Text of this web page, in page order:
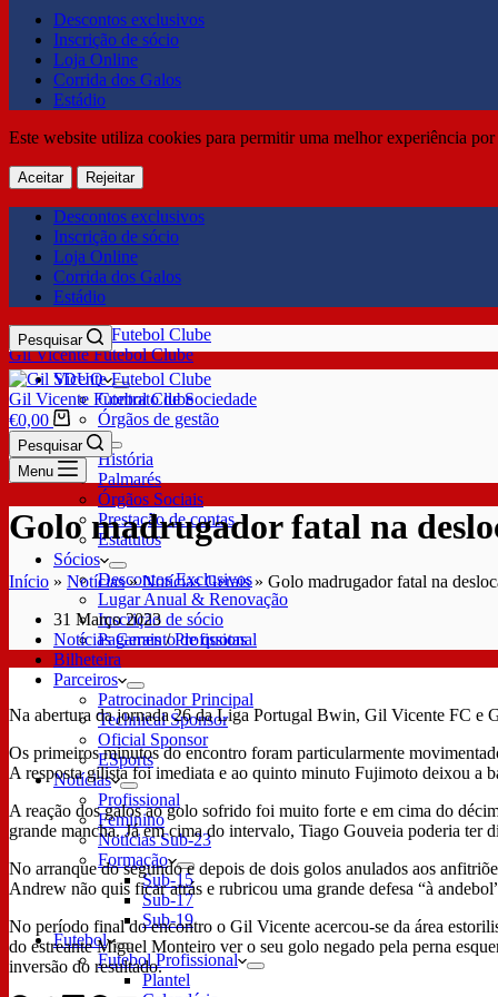
Descontos exclusivos
Inscrição de sócio
Loja Online
Corrida dos Galos
Estádio
Este website utiliza cookies para permitir uma melhor experiência
Aceitar Rejeitar
Descontos exclusivos
Inscrição de sócio
Loja Online
Corrida dos Galos
Estádio
Gil Vicente Futebol Clube
Pesquisar
SDUQ
Contrato de Sociedade
Órgãos de gestão
Clube
História
Palmarés
Órgãos Sociais
Prestação de contas
Estatutos
Sócios
Descontos Exclusivos
Lugar Anual & Renovação
Inscrição de sócio
Pagamento de quotas
Bilheteira
Parceiros
Patrocinador Principal
Technical Sponsor
Oficial Sponsor
ESports
Notícias
Profissional
Feminino
Notícias Sub-23
Formação
Sub-15
Sub-17
Sub-19
Futebol
Futebol Profissional
Plantel
Gil Vicente Futebol Clube
€0,00
Pesquisar
Menu
Golo madrugador fatal na
Início » Notícias»Notícias Gerais» Golo madrugador fatal na
31 Março 2023
Notícias Gerais/Profissional
Na abertura da jornada 26 da Liga Portugal Bwin, Gil Vicente FC e
Os primeiros minutos do encontro foram particularmente
A resposta gilista foi imediata e ao quinto minuto Fujimoto deixou a
A reação dos galos ao golo sofrido foi muito forte e em cima do
grande mancha. Já em cima do intervalo, Tiago Gouveia poderia ter
No arranque do segundo e depois de dois golos anulados aos
Andrew não quis ficar atrás e rubricou uma grande defesa “à
No período final do encontro o Gil Vicente acercou-se da área
do estreante Miguel Monteiro ver o seu golo negado pela perna
inversão do resultado.